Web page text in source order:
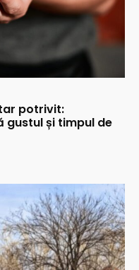
potrivit:
gustul și timpul de